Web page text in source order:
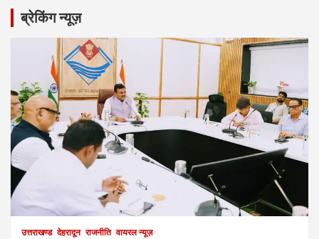
ब्रेकिंग न्यूज़
उत्तराखण्ड देहरादून राजनीति वायरल न्यूज़